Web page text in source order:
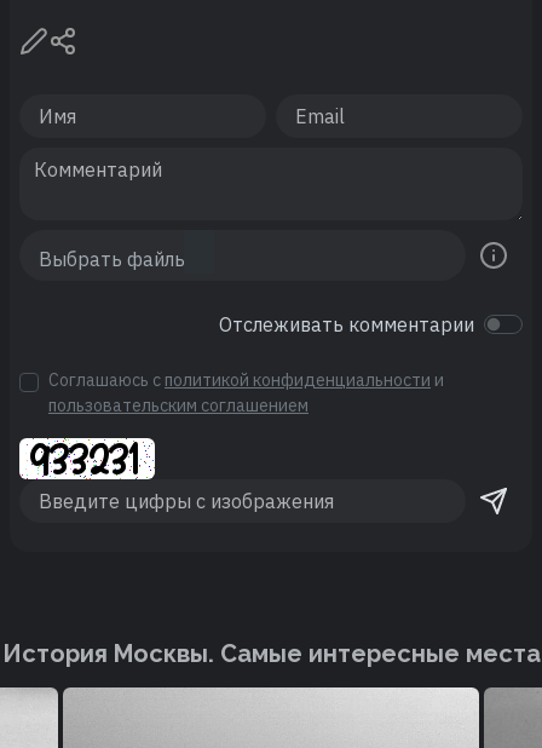
Отслеживать комментарии
Соглашаюсь с политикой конфиденциальности и
пользовательским соглашением
История Москвы. Cамые интересные места